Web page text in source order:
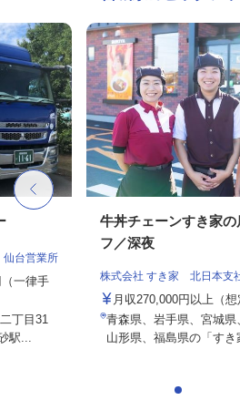
台営業所
一律手
丁目31
駅...
牛丼チェーンすき家の
フ／深夜
株式会社 すき家 北日本支
月収270,000円以上（想
青森県、岩手県、宮城県
山形県、福島県の「すき